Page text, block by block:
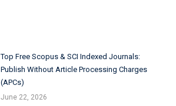
Top Free Scopus & SCI Indexed Journals:
Publish Without Article Processing Charges
(APCs)
June 22, 2026